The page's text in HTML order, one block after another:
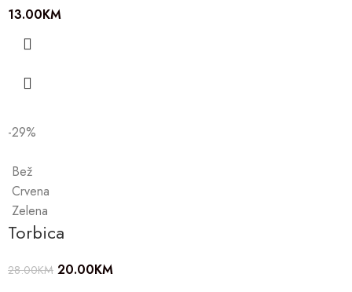
13.00KM
-29%
Bež
Crvena
Zelena
Torbica
28.00KM 20.00KM